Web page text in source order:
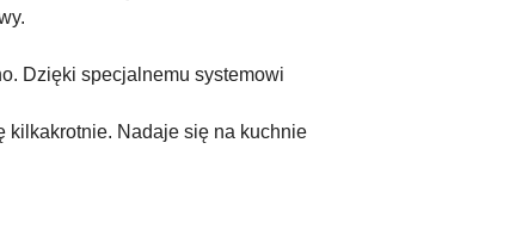
Dzięki specjalnemu systemowi
kilkakrotnie. Nadaje się na kuchnie